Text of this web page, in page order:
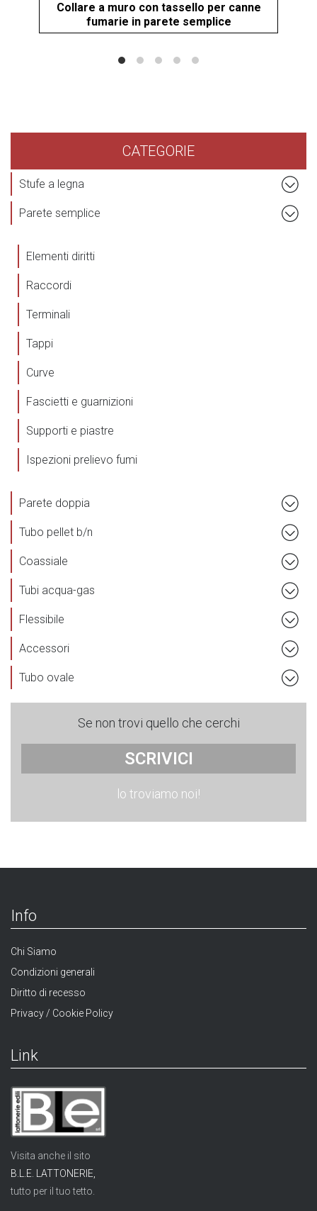
CATEGORIE
Stufe a legna
Parete semplice
Elementi diritti
Raccordi
Terminali
Tappi
Curve
Fascietti e guarnizioni
Supporti e piastre
Ispezioni prelievo fumi
Parete doppia
Tubo pellet b/n
Coassiale
Tubi acqua-gas
Flessibile
Accessori
Tubo ovale
Se non trovi quello che cerchi
SCRIVICI
lo troviamo noi!
Collare a muro con tassello per canne
fumarie in parete semplice
Info
Chi Siamo
Condizioni generali
Diritto di recesso
Privacy / Cookie Policy
Link
Visita anche il sito
B.L.E. LATTONERIE,
tutto per il tuo tetto.